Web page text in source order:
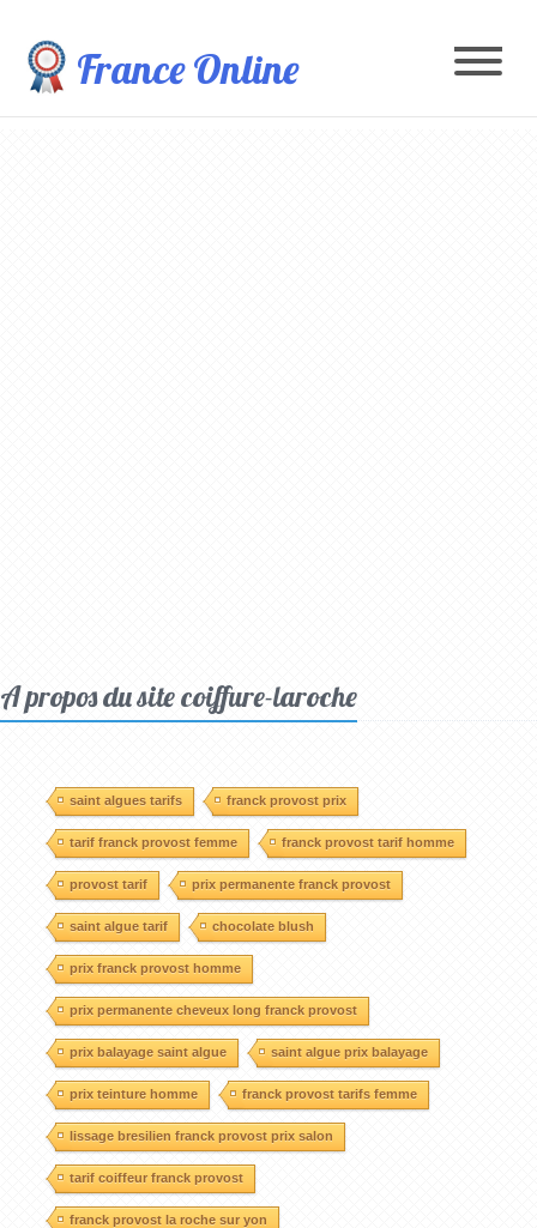
France Online
A propos du site coiffure-laroche
saint algues tarifs franck provost prix
tarif franck provost femme franck provost tarif homme
provost tarif prix permanente franck provost
saint algue tarif chocolate blush
prix franck provost homme
prix permanente cheveux long franck provost
prix balayage saint algue saint algue prix balayage
prix teinture homme franck provost tarifs femme
lissage bresilien franck provost prix salon
tarif coiffeur franck provost
franck provost la roche sur yon